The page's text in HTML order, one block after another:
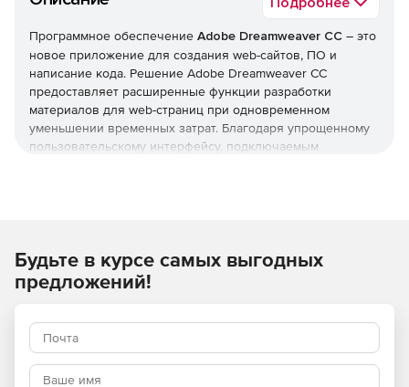
Программное обеспечение Adobe Dreamweaver CC – это
новое приложение для создания web-сайтов, ПО и
написание кода. Решение Adobe Dreamweaver CC
предоставляет расширенные функции разработки
материалов для web-страниц при одновременном
уменьшении временных затрат. Благодаря упрощенному
пользовательскому интерфейсу, подключаемым
приложения, а предоставление доступа к новым
функциям по мере их появления обеспечивает
соответствие стандартам оформления web-сайтов. В
для творческой работы.
Будьте в курсе самых выгодных
предложений!